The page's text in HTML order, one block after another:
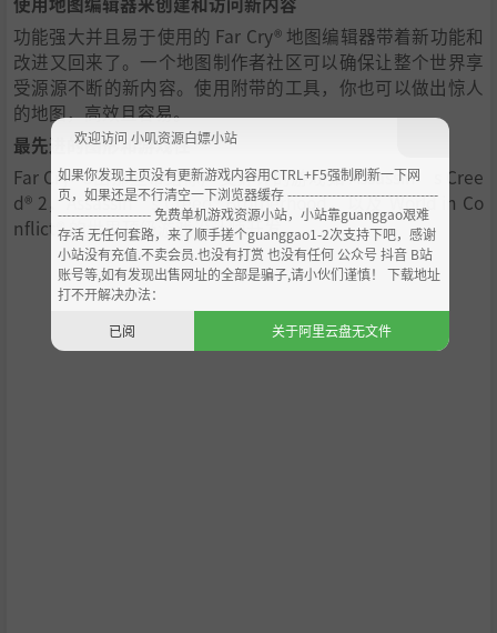
功能强大并且易于使用的 Far Cry® 地图编辑器带着新功能和
改进又回来了。一个地图制作者社区可以确保让整个世界享
受源源不断的新内容。使用附带的工具，你也可以做出惊人
的地图，高效且容易。
最先进的图形和游戏性
Far Cry® 3由那些带给你广受好评的游戏如 Assassin’s Cree
d® 2，Assassin’s Creed® Brotherhood，以及 World in Co
nflict® 的世界顶级游戏设计师开发。
欢迎访问 小叽资源白嫖小站
如果你发现主页没有更新游戏内容用CTRL+F5强制刷新一下网
页，如果还是不行清空一下浏览器缓存 ----------------------------------
--------------------- 免费单机游戏资源小站，小站靠guanggao艰难
存活 无任何套路，来了顺手搓个guanggao1-2次支持下吧，感谢
小站没有充值.不卖会员.也没有打赏 也没有任何 公众号 抖音 B站
账号等,如有发现出售网址的全部是骗子,请小伙们谨慎！ 下载地址
打不开解决办法：
已阅
关于阿里云盘无文件